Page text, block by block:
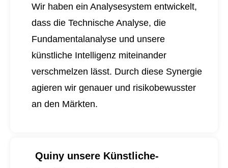
Wir haben ein Analysesystem entwickelt,
dass die Technische Analyse, die
Fundamentalanalyse und unsere
künstliche Intelligenz miteinander
verschmelzen lässt. Durch diese Synergie
agieren wir genauer und risikobewusster
an den Märkten.
Quiny unsere Künstliche-